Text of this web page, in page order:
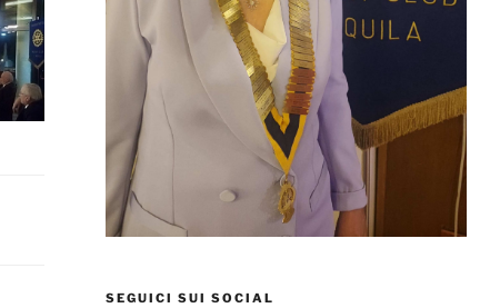
SEGUICI SUI SOCIAL